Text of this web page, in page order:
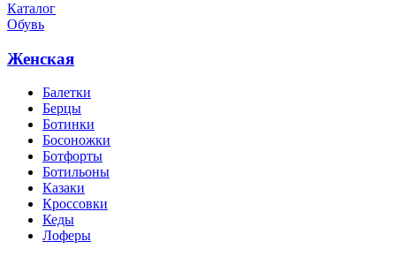
Каталог
Обувь
Женская
Балетки
Берцы
Ботинки
Босоножки
Ботфорты
Ботильоны
Казаки
Кроссовки
Кеды
Лоферы